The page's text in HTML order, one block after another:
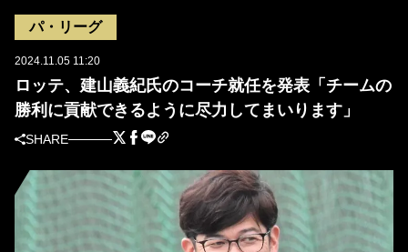
パ・リーグ
2024.11.05 11:20
ロッテ、建山義紀氏のコーチ就任を発表「チームの
勝利に貢献できるように尽力してまいります」
SHARE